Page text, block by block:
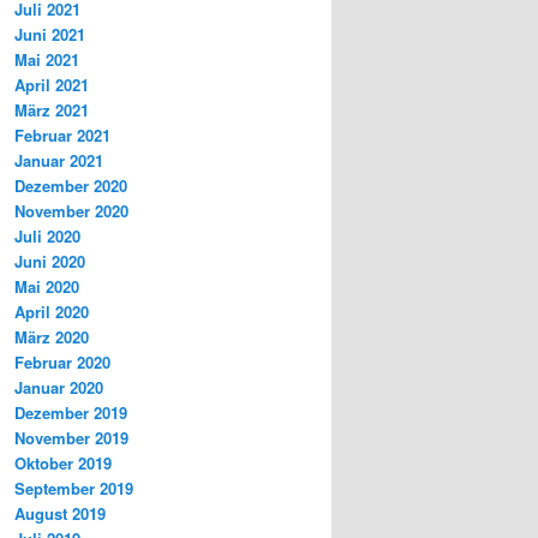
Juli 2021
Juni 2021
Mai 2021
April 2021
März 2021
Februar 2021
Januar 2021
Dezember 2020
November 2020
Juli 2020
Juni 2020
Mai 2020
April 2020
März 2020
Februar 2020
Januar 2020
Dezember 2019
November 2019
Oktober 2019
September 2019
August 2019